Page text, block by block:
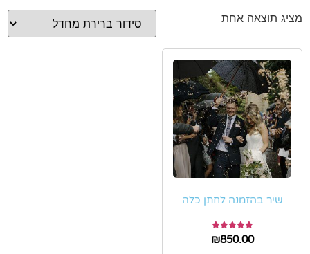
מציג תוצאה אחת
שיר בהזמנה לחתן כלה
דורג
5.00
₪850.00